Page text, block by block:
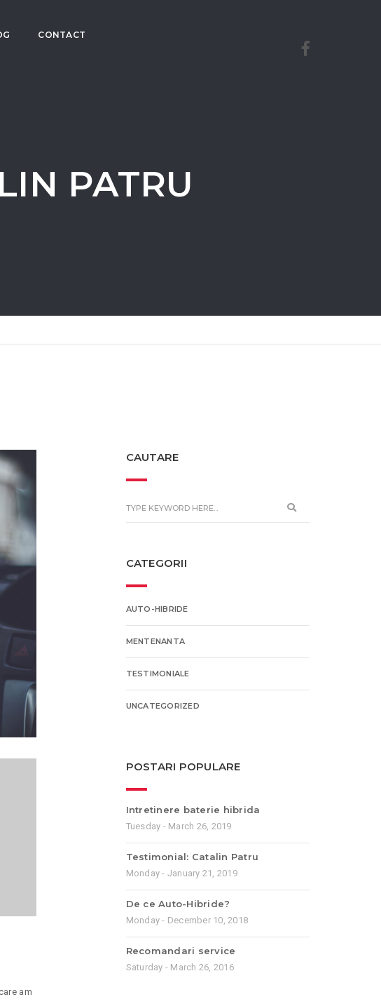
CONTACT
PATRU
am
CAUTARE
CATEGORII
AUTO-HIBRIDE
MENTENANTA
TESTIMONIALE
UNCATEGORIZED
POSTARI POPULARE
Intretinere baterie hibrida
Tuesday - March 26, 2019
Testimonial: Catalin Patru
Monday - January 21, 2019
De ce Auto-Hibride?
Monday - December 10, 2018
Recomandari service
Saturday - March 26, 2016